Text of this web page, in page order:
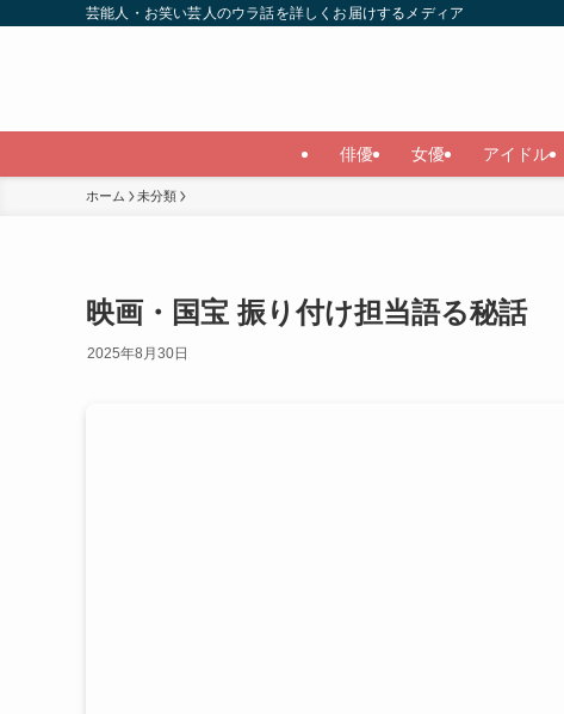
芸能人・お笑い芸人のウラ話を詳しくお届けするメディア
俳優 女優 アイドル
ホーム 未分類
映画・国宝 振り付け担当語る秘話
2025年8月30日